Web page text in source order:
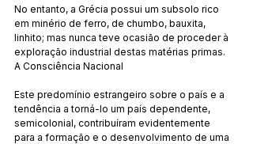
No entanto, a Grécia possui um subsolo rico
em minério de ferro, de chumbo, bauxita,
linhito; mas nunca teve ocasião de proceder à
exploração industrial destas matérias primas.
A Consciência Nacional
Este predomínio estrangeiro sobre o país e a
tendência a torná-lo um país dependente,
semicolonial, contribuíram evidentemente
para a formação e o desenvolvimento de uma